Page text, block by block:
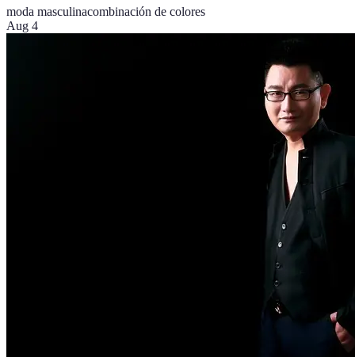
moda masculinacombinación de colores
Aug 4